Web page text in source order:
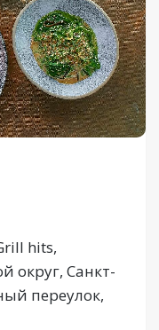
hits,
округ, Санкт-
переулок,